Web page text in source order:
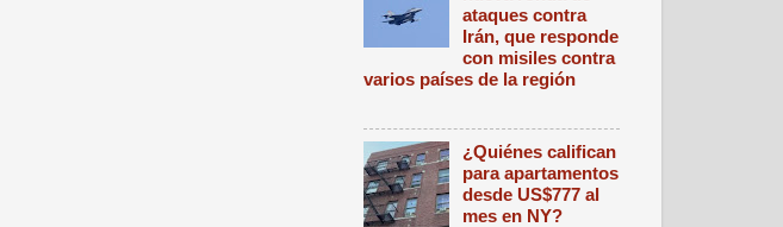
ataques contra
Irán, que responde
con misiles contra
varios países de la región
¿Quiénes califican
para apartamentos
desde US$777 al
mes en NY?